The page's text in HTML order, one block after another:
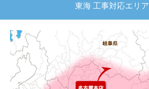
東海 工事対応エリア